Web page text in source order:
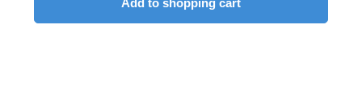
Add to shopping cart